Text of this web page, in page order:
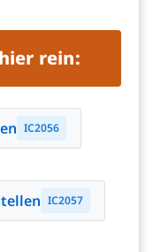
rein:
IC2056
IC2057